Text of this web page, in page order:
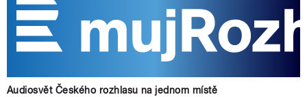
Audiosvět Českého rozhlasu na jednom místě